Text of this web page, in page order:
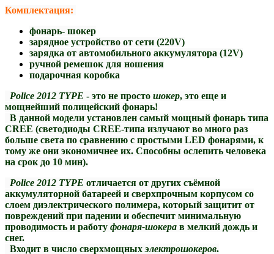
Комплектация:
фонарь- шокер
зарядное устройство от сети (220V)
зарядка от автомобильного аккумулятора (12V)
ручной ремешок для ношения
подарочная коробка
Police 2012 TYPE - это не просто шокер, это еще и
мощнейший полицейский фонарь!
В данной модели установлен самый мощный фонарь типа
CREE (светодиоды CREE-типа излучают во много раз
больше света по сравнению с простыми LED фонарями, к
тому же они экономичнее их. Способны ослепить человека
на срок до 10 мин).
Police 2012 TYPE отличается от других съёмной
аккумуляторной батареей и сверхпрочным корпусом со
слоем диэлектрического полимера, который защитит от
повреждений при падении и обеспечит минимальную
проводимость и работу фонаря-шокера в мелкий дождь и
снег.
Входит в число сверхмощныхэлектрошокеров.